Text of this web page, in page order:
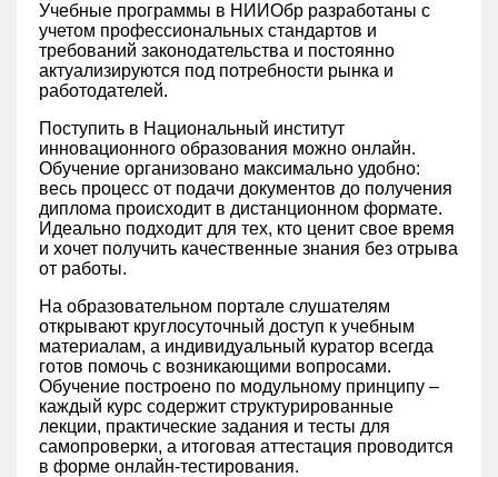
Учебные программы в НИИОбр разработаны с
учетом профессиональных стандартов и
требований законодательства и постоянно
актуализируются под потребности рынка и
работодателей.
Поступить в Национальный институт
инновационного образования можно онлайн.
Обучение организовано максимально удобно:
весь процесс от подачи документов до получения
диплома происходит в дистанционном формате.
Идеально подходит для тех, кто ценит свое время
и хочет получить качественные знания без отрыва
от работы.
На образовательном портале слушателям
открывают круглосуточный доступ к учебным
материалам, а индивидуальный куратор всегда
готов помочь с возникающими вопросами.
Обучение построено по модульному принципу –
каждый курс содержит структурированные
лекции, практические задания и тесты для
самопроверки, а итоговая аттестация проводится
в форме онлайн-тестирования.